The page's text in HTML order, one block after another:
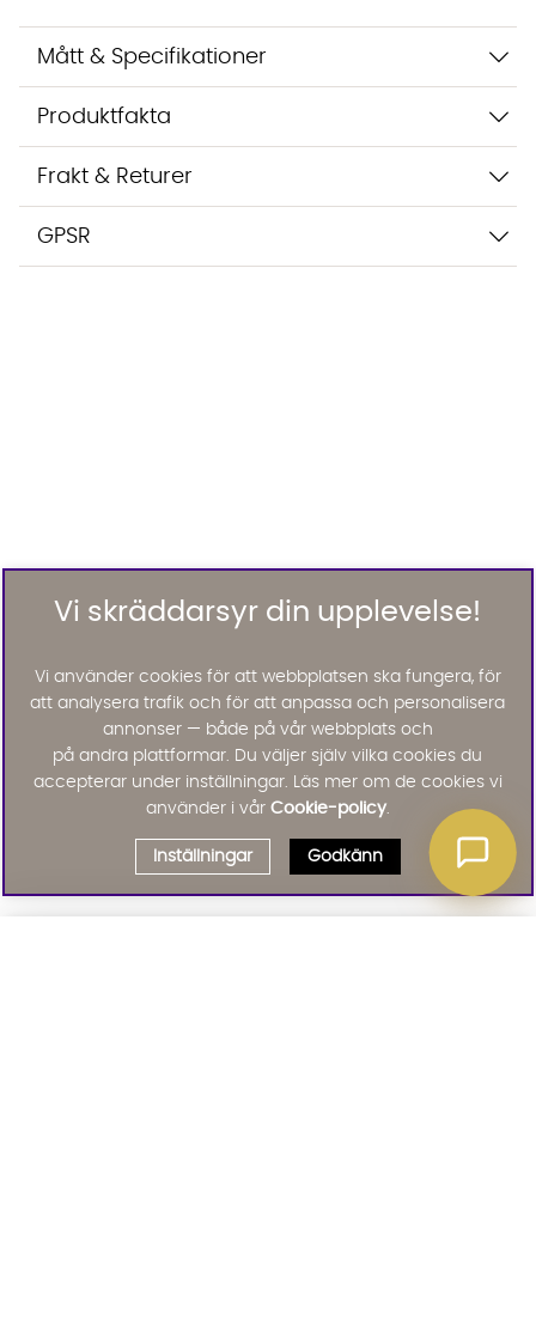
Mått & Specifikationer
Produktfakta
Frakt & Returer
GPSR
Vi skräddarsyr din upplevelse!
Vi använder cookies för att webbplatsen ska fungera, för
att analysera trafik och för att anpassa och personalisera
annonser — både på vår webbplats och
på andra plattformar. Du väljer själv vilka cookies du
accepterar under inställningar. Läs mer om de cookies vi
använder i vår Cookie-policy.
Inställningar Godkänn